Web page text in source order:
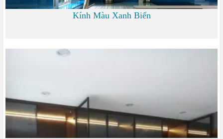
Kính Màu Xanh Biển